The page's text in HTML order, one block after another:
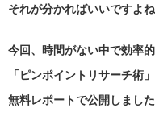
それが分かればいいですよね
今回、時間がない中で効率
「ピンポイントリサーチ術
無料レポートで公開しました